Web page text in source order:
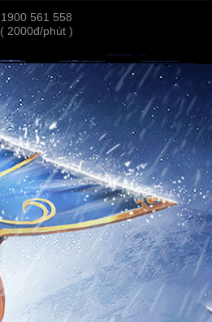
1900 561 558
( 2000đ/phút )